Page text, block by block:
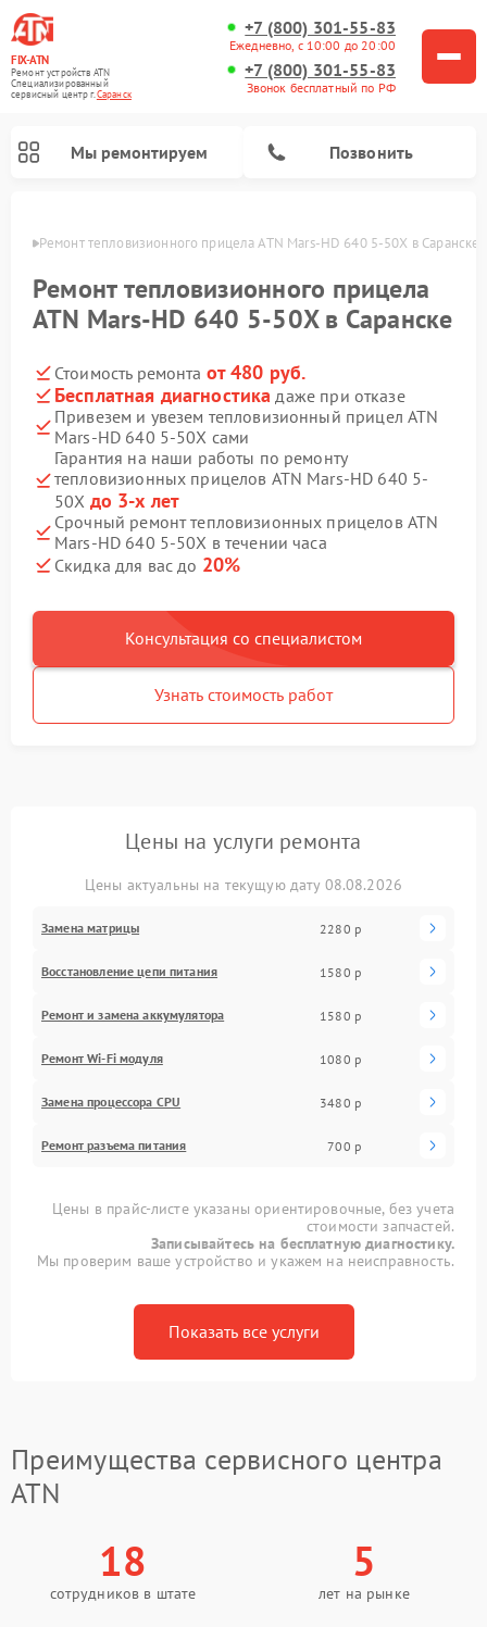
FIX-ATN
Ремонт устройств ATN
Специализированный
cервисный центр г.Саранск
+7 (800) 301-55-83
Ежедневно, с 10:00 до 20:00
+7 (800) 301-55-83
Звонок бесплатный по РФ
Мы ремонтируем Позвонить
Ремонт тепловизионного прицела ATN Mars-HD 640 5-50X в Саранске
Ремонт тепловизионного прицела
ATN Mars-HD 640 5-50X в Саранске
Стоимость ремонта от 480 руб.
Бесплатная диагностика даже при отказе
Привезем и увезем тепловизионный прицел ATN
Mars-HD 640 5-50X сами
Гарантия на наши работы по ремонту
тепловизионных прицелов ATN Mars-HD 640 5-
50X до 3-х лет
Срочный ремонт тепловизионных прицелов ATN
Mars-HD 640 5-50X в течении часа
Скидка для вас до 20%
Консультация со специалистом
Узнать стоимость работ
Цены на услуги ремонта
Цены актуальны на текущую дату 08.08.2026
Замена матрицы 2280 р
Восстановление цепи питания 1580 р
Ремонт и замена аккумулятора 1580 р
Ремонт Wi-Fi модуля 1080 р
Замена процессора CPU 3480 р
Ремонт разъема питания 700 р
Цены в прайс-листе указаны ориентировочные, без учета
стоимости запчастей.
Записывайтесь на бесплатную диагностику.
Мы проверим ваше устройство и укажем на неисправность.
Показать все услуги
Преимущества сервисного центра
ATN
18
сотрудников в штате
5
лет на рынке